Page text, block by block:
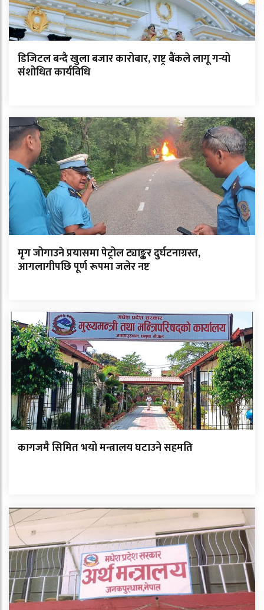
डिजिटल बन्दै खुला बजार कारोबार, राष्ट्र बैंकले लागू गर्‍यो
संशोधित कार्यविधि
मृग जोगाउने प्रयासमा पेट्रोल ट्याङ्कर दुर्घटनाग्रस्त,
आगलागीपछि पूर्ण रूपमा जलेर नष्ट
कागजमै सिमित भयो मन्त्रालय घटाउने सहमति